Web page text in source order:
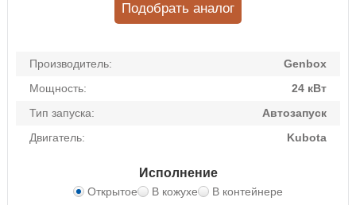
Производитель:
Genbox
Мощность:
24 кВт
Тип запуска:
Автозапуск
Двигатель:
Kubota
Исполнение
Открытое В кожухе В контейнере
Подобрать аналог